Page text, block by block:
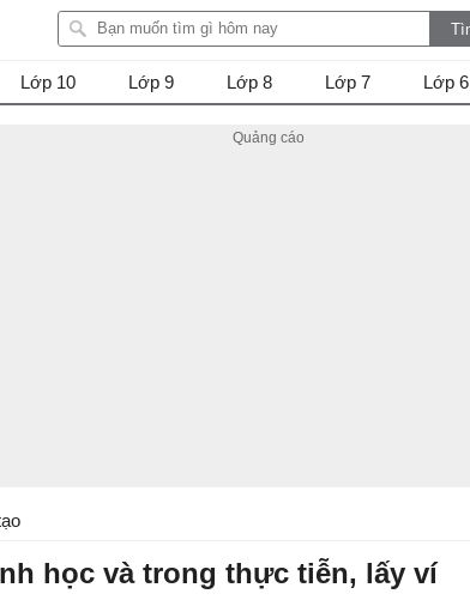
Lớp 10 Lớp 9 Lớp 8 Lớp 7 Lớp 6
học và trong thực tiễn, lấy ví